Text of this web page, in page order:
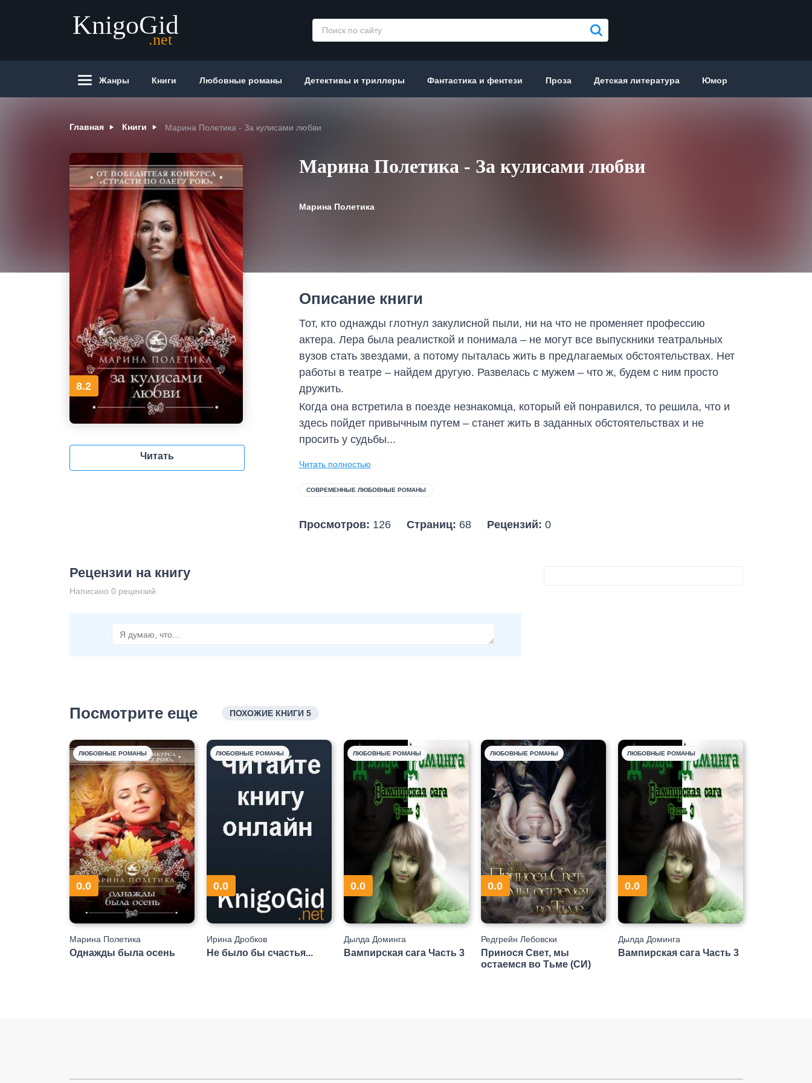
Жанры Книги Любовные романы Детективы и триллеры Фантастика и фентези Проза Детская литература Юмор
Главная Книги Марина Полетика - За кулисами любви
8.2
Читать
Марина Полетика - За кулисами любви
Марина Полетика
Описание книги
Тот, кто однажды глотнул закулисной пыли, ни на что не променяет профессию
актера. Лера была реалисткой и понимала – не могут все выпускники театральных
вузов стать звездами, а потому пыталась жить в предлагаемых обстоятельствах. Нет
работы в театре – найдем другую. Развелась с мужем – что ж, будем с ним просто
дружить.
Когда она встретила в поезде незнакомца, который ей понравился, то решила, что и
здесь пойдет привычным путем – станет жить в заданных обстоятельствах и не
просить у судьбы...
Читать полностью
СОВРЕМЕННЫЕ ЛЮБОВНЫЕ РОМАНЫ
Просмотров: 126 Страниц: 68 Рецензий: 0
Рецензии на книгу
Написано 0 рецензий
Посмотрите еще ПОХОЖИЕ КНИГИ 5
ЛЮБОВНЫЕ РОМАНЫ
0.0
Марина Полетика
Однажды была осень
ЛЮБОВНЫЕ РОМАНЫ
0.0
Ирина Дробков
Не было бы счастья...
ЛЮБОВНЫЕ РОМАНЫ
0.0
Дылда Доминга
Вампирская сага Часть 3
ЛЮБОВНЫЕ РОМАНЫ
0.0
Редгрейн Лебовски
Принося Свет, мы
остаемся во Тьме (СИ)
ЛЮБОВНЫЕ РОМАНЫ
0.0
Дылда Доминга
Вампирская сага Часть 3